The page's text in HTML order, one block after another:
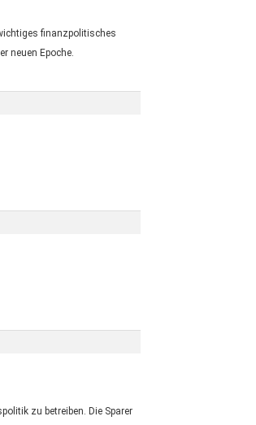
finanzpolitisches
neuen Epoche.
zu betreiben. Die Sparer